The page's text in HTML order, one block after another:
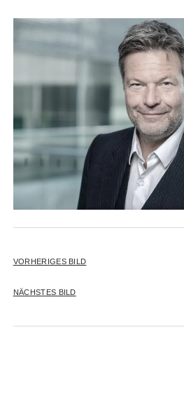
EXECUTIVE
IMPRESSUM
linkedin
VORHERIGES BILD
NÄCHSTES BILD